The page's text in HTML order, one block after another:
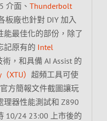
介面、 Thunderbolt
板廠也針對 DIY 加入
能最佳化的部份，除了
記原有的 Intel
術，和具備 AI Assist 的
XTU） 超頻工具可使
方簡報文件截圖讓玩
理器性能測試和 Z890
10/24 23:00 上市後的